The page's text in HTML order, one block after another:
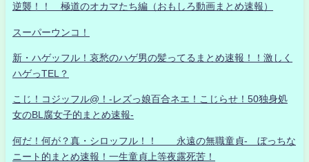
逆襲！！ 極道のオカマたち編（おもしろ動画まとめ速報）
スーパーウンコ！
新・ハゲッフル！哀愁のハゲ男の髪ってるまとめ速報！！激しく
ハゲっTEL？
こじ！コジッフル@！-レズっ娘百合ネエ！こじらせ！50独身処
女のBL腐女子的まとめ速報-
何だ！何が？真・シロッフル！！ 永遠の無職童貞- ぼっちな
ニート的まとめ速報！一生童貞上等夜露死苦！